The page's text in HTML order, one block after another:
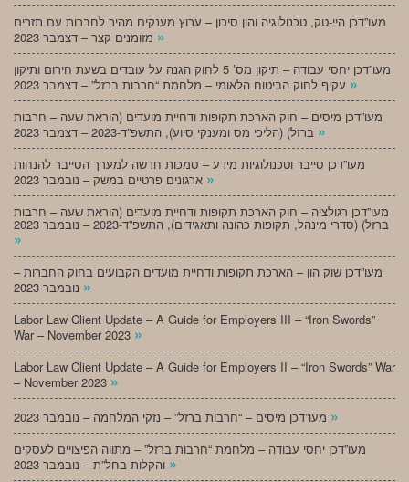
מעו”דכן היי-טק, טכנולוגיה והון סיכון – ערוץ מענקים מהיר לחברות עם תזרים
»
מעו”דכן יחסי עבודה – תיקון מס’ 5 לחוק הגנה על עובדים בשעת חירום ותיקון
»
מעו”דכן מיסים – חוק הארכת תקופות ודחיית מועדים (הוראת שעה – חרבות
»
מעו”דכן סייבר וטכנולוגיות מידע – סמכות חדשה למערך הסייבר להנחות
»
מעו”דכן רגולציה – חוק הארכת תקופות ודחיית מועדים (הוראת שעה – חרבות
ברזל) (סדרי מינהל, תקופות כהונה ותאגידים), התשפ”ד-2023 – נובמבר 2023
»
מעו”דכן שוק הון – הארכת תקופות ודחיית מועדים הקבועים בחוק החברות –
»
Labor Law Client Update – A Guide for Employers III – “Iron Swords”
War – November 2023 »
Labor Law Client Update – A Guide for Employers II – “Iron Swords” War
– November 2023 »
»
מעו”דכן יחסי עבודה – מלחמת “חרבות ברזל” – מתווה הפיצויים לעסקים
»